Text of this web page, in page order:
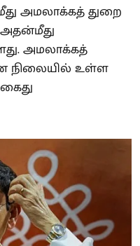
அமலாக்கத் துறை
அதன்மீது
அமலாக்கத்
நிலையில் உள்ள